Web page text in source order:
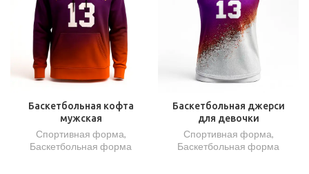
Баскетбольная кофта
мужская
Спортивная форма,
Баскетбольная форма
Баскетбольная джерси
для девочки
Спортивная форма,
Баскетбольная форма